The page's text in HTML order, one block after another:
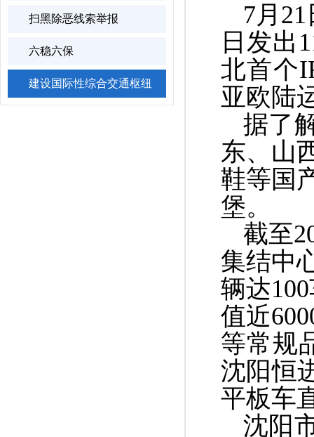
扫黑除恶线索举报
六稳六保
建设国际性综合交通枢纽
7月 21
日发出
北首个
亚欧陆
据了
东、山
鞋等国
堡。
截至
集结中
辆达100
值近
等常规
沈阳恒
平板车
沈阳